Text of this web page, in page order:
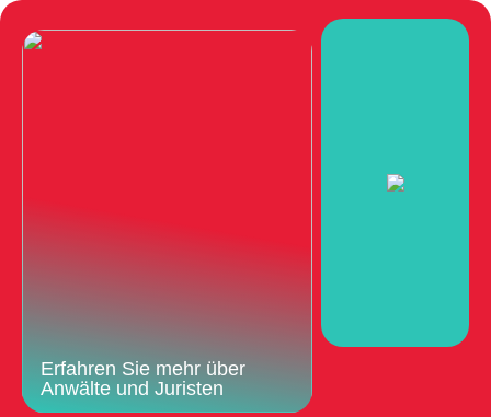
Erfahren Sie mehr über
Anwälte und Juristen